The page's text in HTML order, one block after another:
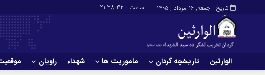
تاریخ : جمعه, ۱۶ مرداد , ۱۴۰۵ ساعت : 21:38:33
الوارثین تاریخچه گردان ماموریت ها شهداء راویان